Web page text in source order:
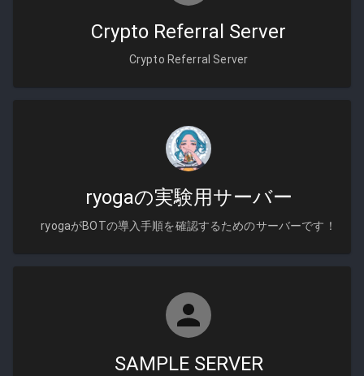
Crypto Referral Server
Crypto Referral Server
ryogaの実験用サーバー
ryogaがBOTの導入手順を確認するためのサーバーです！
SAMPLE SERVER